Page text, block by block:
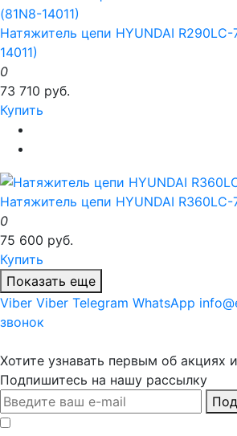
Натяжитель цепи HYUNDAI
14011)
0
73 710 руб.
Купить
Натяжитель цепи HYUNDAI R360LC-
0
75 600 руб.
Купить
Показать еще
Viber Viber Telegram WhatsApp
звонок
Хотите узнавать первым об акциях
Подпишитесь на нашу рассылку